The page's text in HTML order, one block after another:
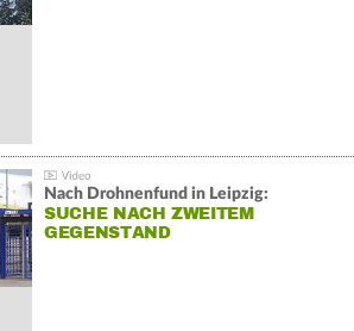
Nach Drohnenfund in Leipzig:
SUCHE NACH ZWEITEM
GEGENSTAND